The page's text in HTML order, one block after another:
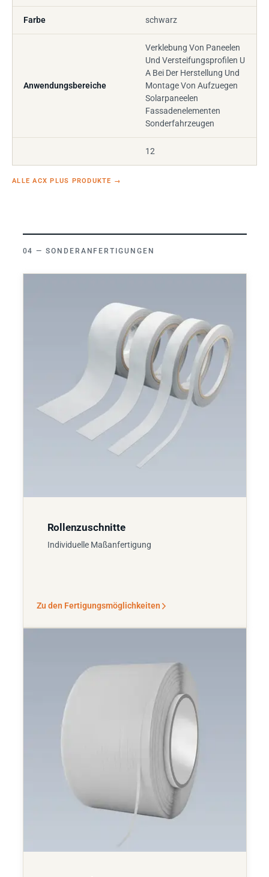
Farbe schwarz
Anwendungsbereiche
Verklebung Von Paneelen
Und Versteifungsprofilen U
A Bei Der Herstellung Und
Montage Von Aufzuegen
Solarpaneelen
Fassadenelementen
Sonderfahrzeugen
12
ALLE ACX PLUS PRODUKTE →
SONDERANFERTIGUNGEN
Rollenzuschnitte
Individuelle Maßanfertigung
Zu den Fertigungsmöglichkeiten